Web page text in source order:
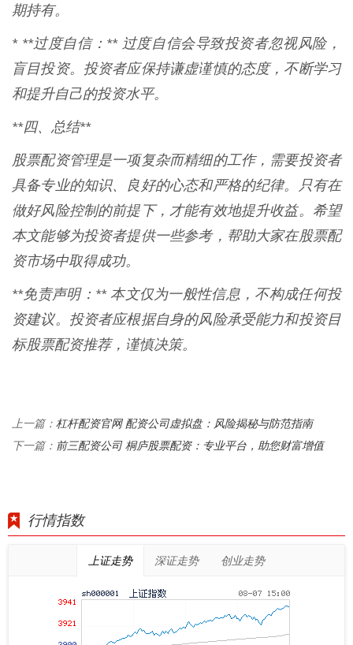
期持有。
* **过度自信：** 过度自信会导致投资者忽视风险，
盲目投资。投资者应保持谦虚谨慎的态度，不断学习
和提升自己的投资水平。
**四、总结**
股票配资管理是一项复杂而精细的工作，需要投资者
具备专业的知识、良好的心态和严格的纪律。只有在
做好风险控制的前提下，才能有效地提升收益。希望
本文能够为投资者提供一些参考，帮助大家在股票配
资市场中取得成功。
**免责声明：** 本文仅为一般性信息，不构成任何投
资建议。投资者应根据自身的风险承受能力和投资目
标股票配资推荐，谨慎决策。
上一篇： 杠杆配资官网 配资公司虚拟盘：风险揭秘与防范指南
下一篇： 前三配资公司 桐庐股票配资：专业平台，助您财富增值
行情指数
上证走势 深证走势 创业走势